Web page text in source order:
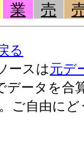
業
売
る
ースは元デ
データを合
ご自由にど